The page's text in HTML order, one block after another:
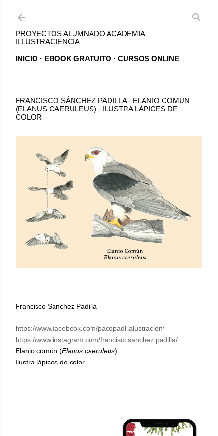
PROYECTOS ALUMNADO ACADEMIA
ILLUSTRACIENCIA
INICIO EBOOK GRATUITO CURSOS ONLINE
FRANCISCO SÁNCHEZ PADILLA - ELANIO COMÚN
(ELANUS CAERULEUS) - ILUSTRA LÁPICES DE
COLOR
Francisco Sánchez Padilla
https://www.facebook.com/pacopadillaiustracion/
https://www.instagram.com/franciscosanchez.padilla/
Elanio común (Elanus caeruleus)
Ilustra lápices de color